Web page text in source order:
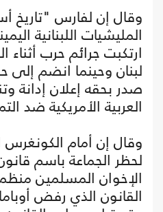
وقال إن لفارس "تاريخ
المليشيات اللبنانية
ارتكبت جرائم حرب أثناء
لبنان وحينما انضم إلى
صدر بحقه إعلان إدانة
العربية الأمريكية ضد
وقال إن أمام
لحظر الجماعة باسم
الإخوان المسلمين
القانون الذي رفض